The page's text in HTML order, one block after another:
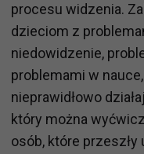
procesu widzenia.
dzieciom z
niedowidzenie,
problemami w
nieprawidłowo
który można
osób, które przeszły